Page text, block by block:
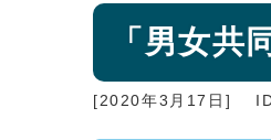
「男女共
[2020年3月17日]